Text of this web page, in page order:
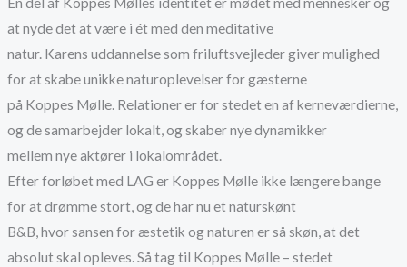
at nyde det at være i ét med den meditative
natur. Karens uddannelse som friluftsvejleder giver mulighed
for at skabe unikke naturoplevelser for gæsterne
på Koppes Mølle. Relationer er for stedet en af kerneværdierne,
og de samarbejder lokalt, og skaber nye dynamikker
mellem nye aktører i lokalområdet.
Efter forløbet med LAG er Koppes Mølle ikke længere bange
for at drømme stort, og de har nu et naturskønt
B&B, hvor sansen for æstetik og naturen er så skøn, at det
absolut skal opleves. Så tag til Koppes Mølle – stedet